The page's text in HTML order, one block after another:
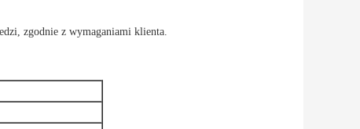
zgodnie z wymaganiami klienta.